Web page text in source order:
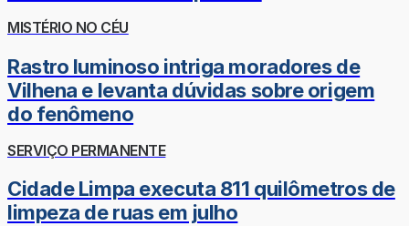
MISTÉRIO NO CÉU
Rastro luminoso intriga moradores de
Vilhena e levanta dúvidas sobre origem
do fenômeno
SERVIÇO PERMANENTE
Cidade Limpa executa 811 quilômetros de
limpeza de ruas em julho